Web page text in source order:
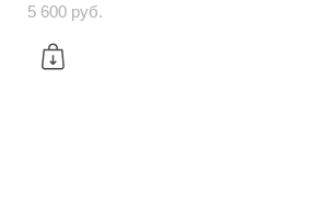
5 600 pуб.